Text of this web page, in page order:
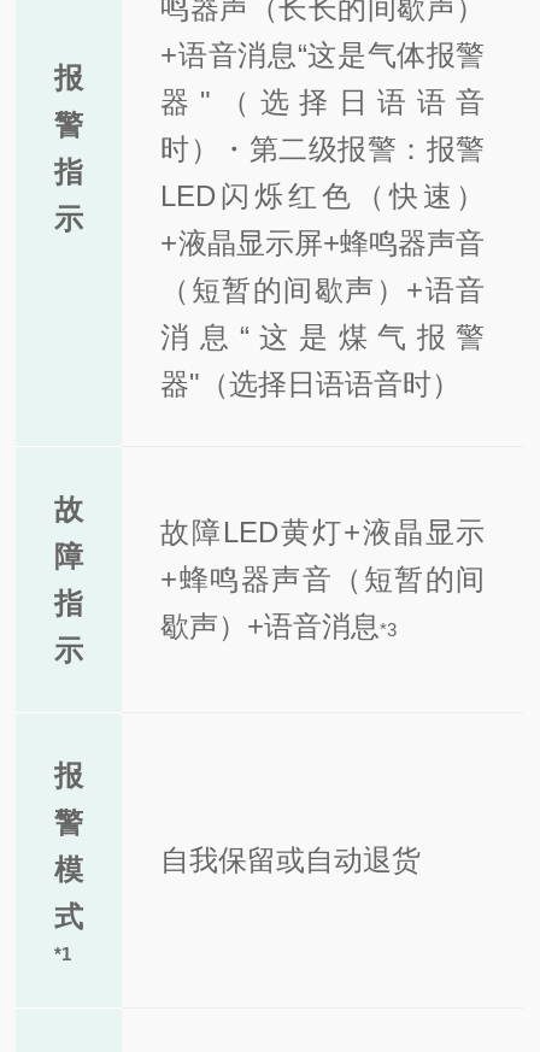
报
警
指
示
鸣器声（长长的间歇声）
+语音消息“这是气体报警
器"（选择日语语音
时）
・第二级报警：报警
LED闪烁红色（快速）
+液晶显示屏+蜂鸣器声音
（短暂的间歇声）+语音
消息“这是煤气报警
器"（选择日语语音时）
故
障
指
示
故障LED黄灯+液晶显示
+蜂鸣器声音（短暂的间
歇声）+语音消息*3
报
警
模
式
*1
自我保留或自动退货